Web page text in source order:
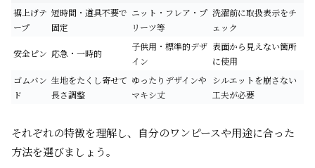
裾上げテ
ープ
短時間・道具不要で
固定
ニット・フレア・プ
リーツ等
洗濯前に取扱表示をチ
ェック
安全ピン 応急・一時的
子供用・標準的デザ
イン
表面から見えない箇所
に使用
ゴムバン
ド
生地をたくし寄せて
長さ調整
ゆったりデザインや
マキシ丈
シルエットを崩さない
工夫が必要
それぞれの特徴を理解し、自分のワンピースや用途に合った
方法を選びましょう。